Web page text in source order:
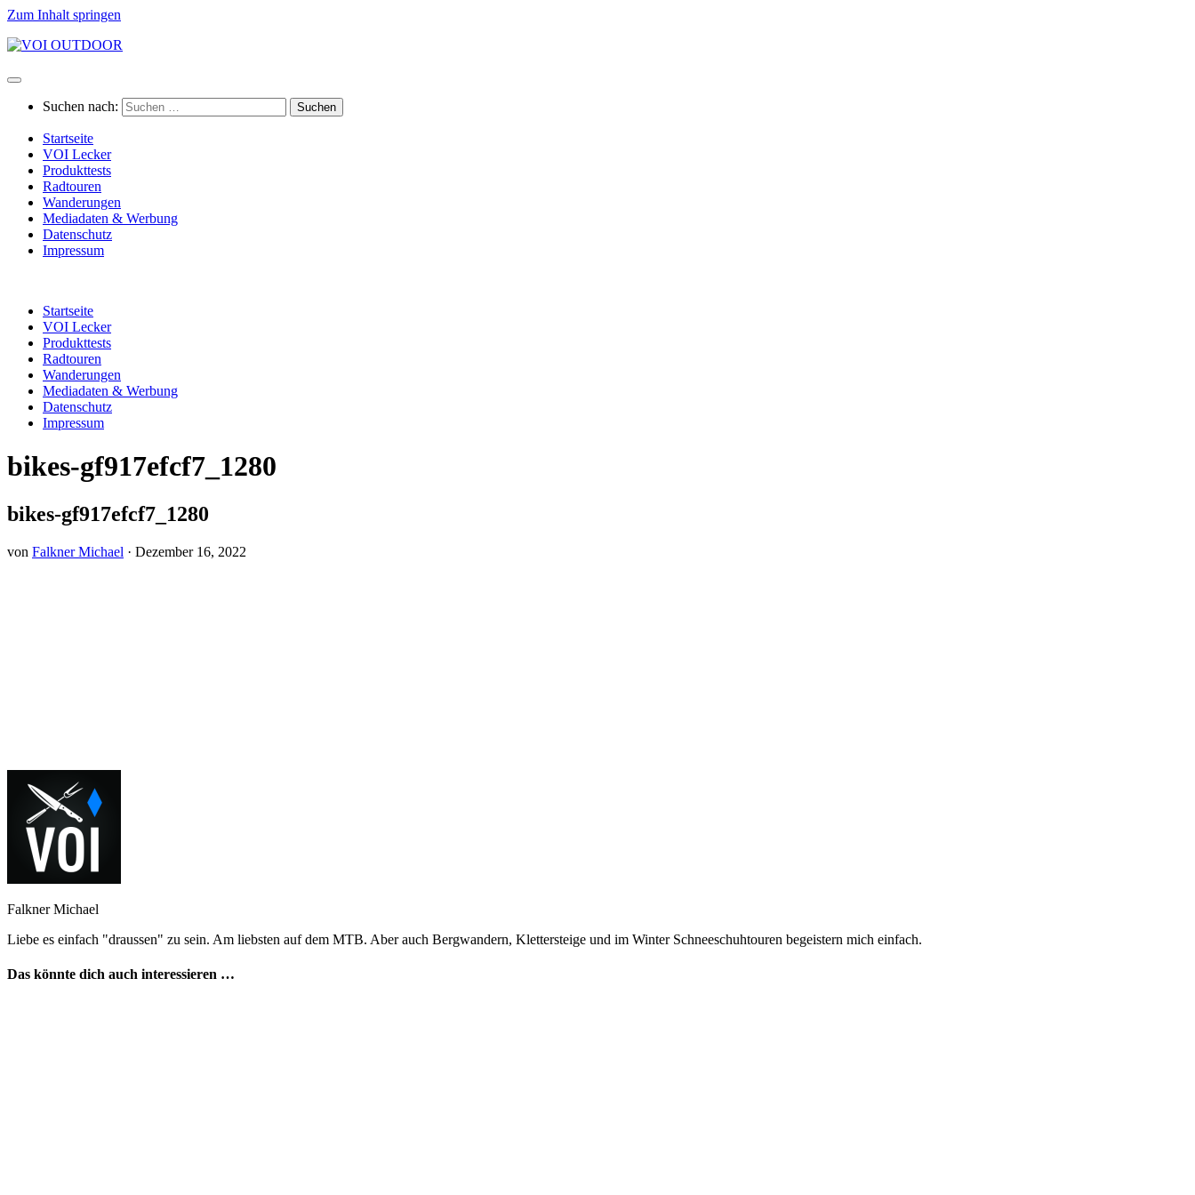
Zum Inhalt springen
Suchen nach:
Startseite
VOI Lecker
Produkttests
Radtouren
Wanderungen
Mediadaten & Werbung
Datenschutz
Impressum
Startseite
VOI Lecker
Produkttests
Radtouren
Wanderungen
Mediadaten & Werbung
Datenschutz
Impressum
bikes-gf917efcf7_1280
bikes-gf917efcf7_1280
von Falkner Michael · Dezember 16, 2022
Falkner Michael
Liebe es einfach "draussen" zu sein. Am liebsten auf dem MTB. Aber auch Bergwandern, Klettersteige und im Winter Schneeschuhtouren begeistern mich einfach.
Das könnte dich auch interessieren …